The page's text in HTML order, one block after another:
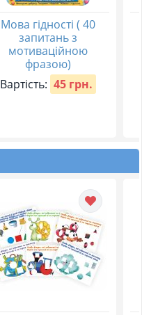
Мова гідності ( 40
запитань з
мотиваційною
фразою)
Вартість: 45 грн.